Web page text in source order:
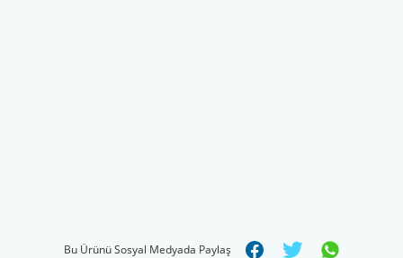
Bu Ürünü Sosyal Medyada Paylaş